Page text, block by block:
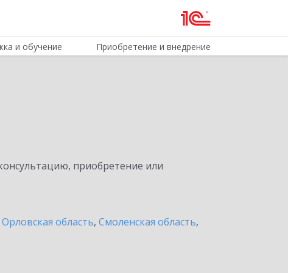
и обучение Приобретение и внедрение
приобретение или
Орловская область, Смоленская область,